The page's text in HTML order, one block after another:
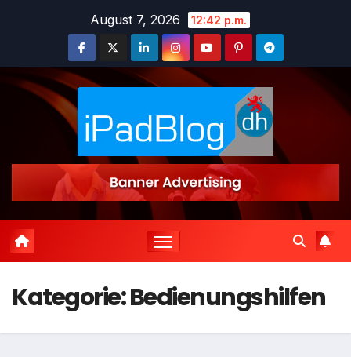
August 7, 2026 12:42 p.m.
Kategorie:Bedienungshilfen